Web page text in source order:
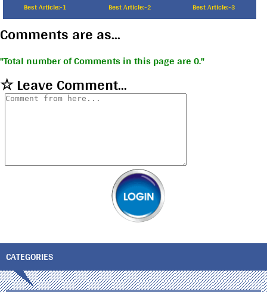
Best Article:-1 Best Article:-2 Best Article:-3
Comments are as...
Total number of Comments in this page are 0.
☆ Leave Comment...
CATEGORIES